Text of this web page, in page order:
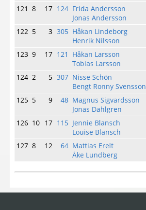
121 8 17 124 Frida Andersson
Jonas Andersson
122 5 3 305 Håkan Lindeborg
Henrik Nilsson
123 9 17 121
Håkan Larsson
Tobias Larsson
124 2 5 307 Nisse Schön
Bengt Ronny Svensson
125 5 9 48 Magnus Sigvardsson
Jonas Dahlgren
126 10 17 115 Jennie Blansch
Louise Blansch
127 8 12 64 Mattias Erelt
Åke Lundberg